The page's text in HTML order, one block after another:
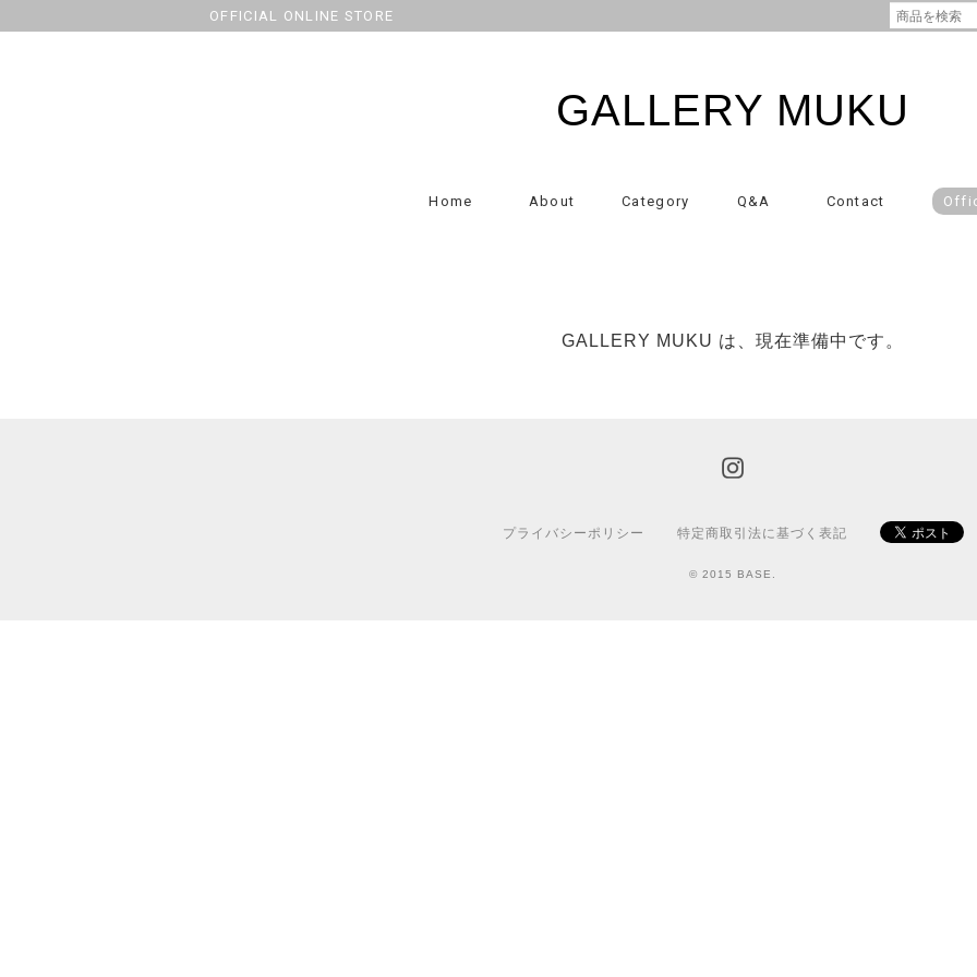
OFFICIAL ONLINE STORE
GALLERY MUKU
Home About Category Q&A Contact
GALLERY MUKU は、現在準備中です。
プライバシーポリシー 特定商取引法に基づく表記
© 2015 BASE.